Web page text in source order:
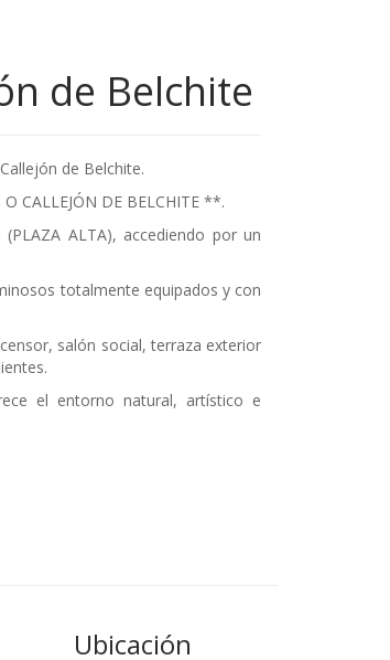
de Belchite
de Belchite.
CALLEJÓN DE BELCHITE **.
ALTA), accediendo por un
totalmente equipados y con
salón social, terraza exterior
el entorno natural, artístico e
Ubicación